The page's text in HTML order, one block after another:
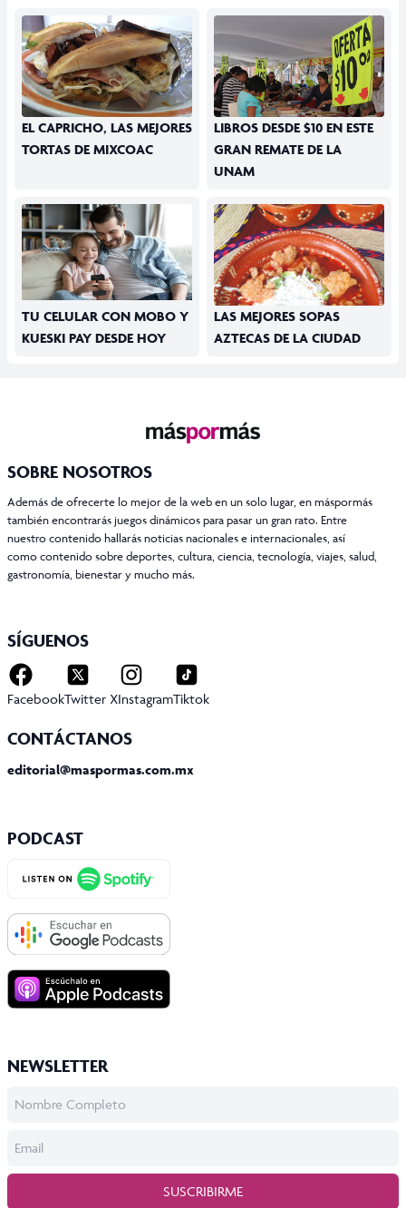
EL CAPRICHO, LAS MEJORES
TORTAS DE MIXCOAC
LIBROS DESDE $10 EN ESTE
GRAN REMATE DE LA
UNAM
TU CELULAR CON MOBO Y
KUESKI PAY DESDE HOY
LAS MEJORES SOPAS
AZTECAS DE LA CIUDAD
SOBRE NOSOTROS
Además de ofrecerte lo mejor de la web en un solo lugar, en máspormás
también encontrarás juegos dinámicos para pasar un gran rato. Entre
nuestro contenido hallarás noticias nacionales e internacionales, así
como contenido sobre deportes, cultura, ciencia, tecnología, viajes, salud,
gastronomía, bienestar y mucho más.
SÍGUENOS
FacebookTwitter XInstagramTiktok
CONTÁCTANOS
editorial@maspormas.com.mx
PODCAST
NEWSLETTER
SUSCRIBIRME